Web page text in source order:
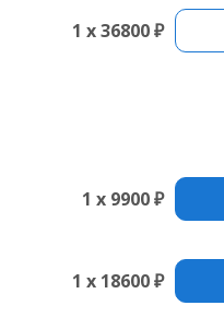
1 x 36800 ₽
1 x 9900 ₽
1 x 18600 ₽